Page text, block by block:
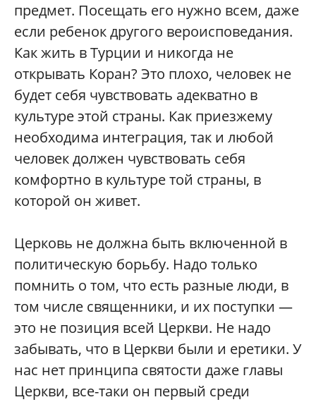
предмет. Посещать его нужно всем, даже
если ребенок другого вероисповедания.
Как жить в Турции и никогда не
открывать Коран? Это плохо, человек не
будет себя чувствовать адекватно в
культуре этой страны. Как приезжему
необходима интеграция, так и любой
человек должен чувствовать себя
комфортно в культуре той страны, в
которой он живет.
Церковь не должна быть включенной в
политическую борьбу. Надо только
помнить о том, что есть разные люди, в
том числе священники, и их поступки —
это не позиция всей Церкви. Не надо
забывать, что в Церкви были и еретики. У
нас нет принципа святости даже главы
Церкви, все-таки он первый среди